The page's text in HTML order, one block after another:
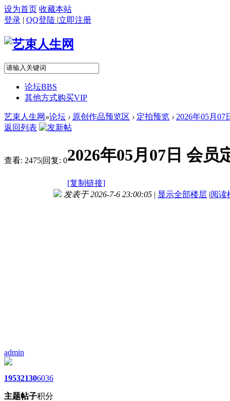
设为首页 收藏本站
登录 | QQ登陆 |立即注册
论坛BBS
其他方式购买VIP
艺束人生网 »论坛 › 原创作品预览区 › 定拍预览 › 2026年05月
返回列表
查看: 2475|回复: 02026年05月07日 会
[复制链接]
admin
1953
主题
2130
帖子
6036
积分
发表于 2026-7-6 23:00:05 | 显示全部楼层 |阅读